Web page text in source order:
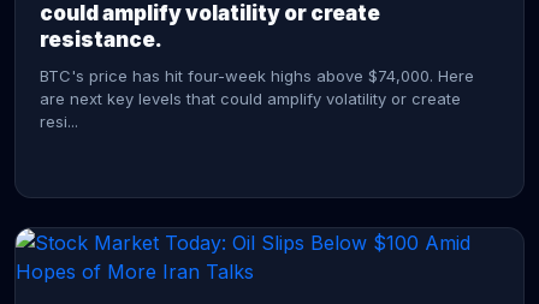
could amplify volatility or create
resistance.
BTC's price has hit four-week highs above $74,000. Here
are next key levels that could amplify volatility or create
resi...